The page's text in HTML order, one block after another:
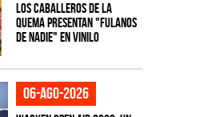
Los Caballeros de la
Quema presentan "Fulanos
de Nadie" en vinilo
06-ago-2026